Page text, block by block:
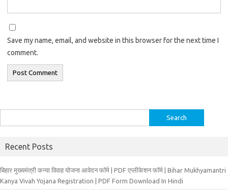
Save my name, email, and website in this browser for the next time I
comment.
for:
Recent Posts
बिहार मुख्‍यमंत्री कन्‍या विवा‍ह योजना आवेदन फॉर्म | PDF एप्लीकेशन फॉर्म | Bihar Mukhyamantri
Kanya Vivah Yojana Registration | PDF Form Download In Hindi